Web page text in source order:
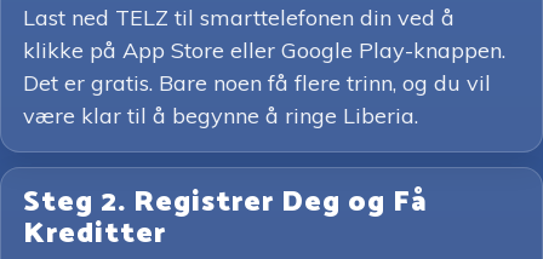
Last ned TELZ til smarttelefonen din ved å
klikke på App Store eller Google Play-knappen.
Det er gratis. Bare noen få flere trinn, og du vil
være klar til å begynne å ringe Liberia.
Steg 2. Registrer Deg og Få
Kreditter